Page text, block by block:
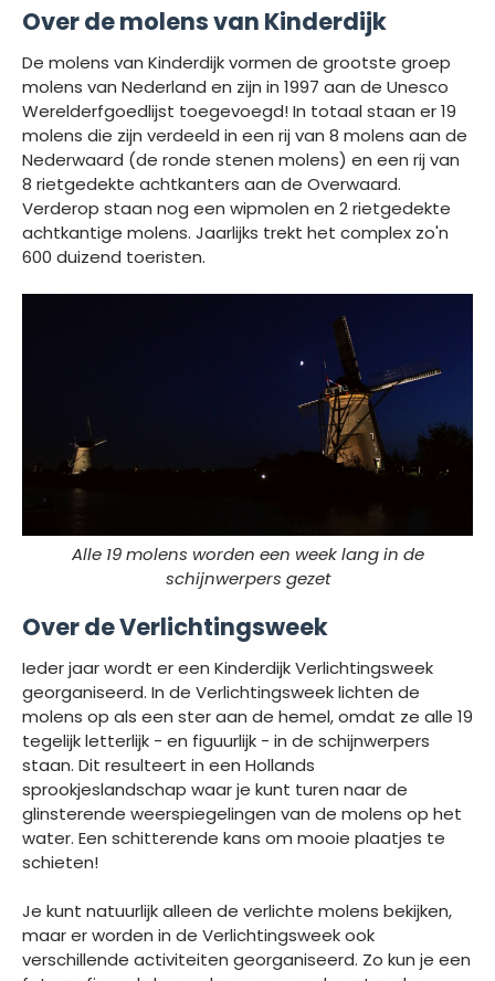
Over de molens van Kinderdijk
De molens van Kinderdijk vormen de grootste groep
molens van Nederland en zijn in 1997 aan de Unesco
Werelderfgoedlijst toegevoegd! In totaal staan er 19
molens die zijn verdeeld in een rij van 8 molens aan de
Nederwaard (de ronde stenen molens) en een rij van
8 rietgedekte achtkanters aan de Overwaard.
Verderop staan nog een wipmolen en 2 rietgedekte
achtkantige molens. Jaarlijks trekt het complex zo'n
600 duizend toeristen.
Alle 19 molens worden een week lang in de
schijnwerpers gezet
Over de Verlichtingsweek
Ieder jaar wordt er een Kinderdijk Verlichtingsweek
georganiseerd. In de Verlichtingsweek lichten de
molens op als een ster aan de hemel, omdat ze alle 19
tegelijk letterlijk - en figuurlijk - in de schijnwerpers
staan. Dit resulteert in een Hollands
sprookjeslandschap waar je kunt turen naar de
glinsterende weerspiegelingen van de molens op het
water. Een schitterende kans om mooie plaatjes te
schieten!
Je kunt natuurlijk alleen de verlichte molens bekijken,
maar er worden in de Verlichtingsweek ook
verschillende activiteiten georganiseerd. Zo kun je een